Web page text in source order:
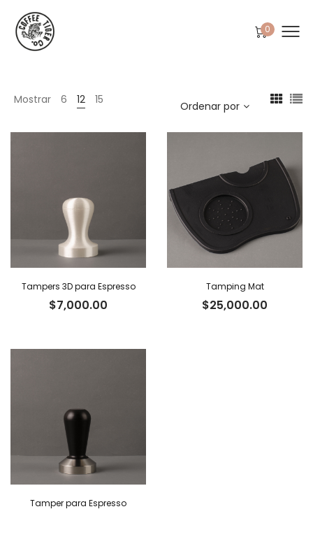
0
Mostrar 6 12 15 Ordenar por
Tampers 3D para Espresso
$7,000.00
Tamping Mat
$25,000.00
Tamper para Espresso